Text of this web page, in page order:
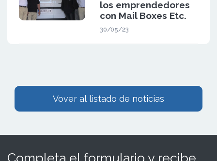
los emprendedores
con Mail Boxes Etc.
30/05/23
Vover al listado de noticias
Completa el formulario y recibe